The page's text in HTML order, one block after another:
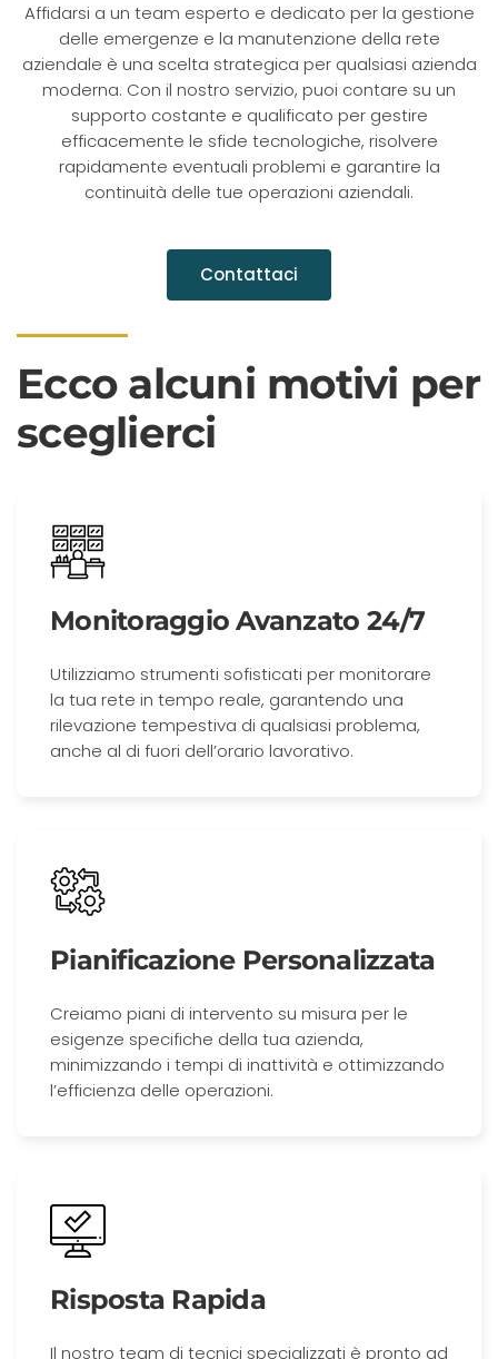
Affidarsi a un team esperto e dedicato per la gestione
delle emergenze e la manutenzione della rete
aziendale è una scelta strategica per qualsiasi azienda
moderna. Con il nostro servizio, puoi contare su un
supporto costante e qualificato per gestire
efficacemente le sfide tecnologiche, risolvere
rapidamente eventuali problemi e garantire la
continuità delle tue operazioni aziendali.
Contattaci
Ecco alcuni motivi per
sceglierci
Monitoraggio Avanzato 24/7
Utilizziamo strumenti sofisticati per monitorare
la tua rete in tempo reale, garantendo una
rilevazione tempestiva di qualsiasi problema,
anche al di fuori dell’orario lavorativo.
Pianificazione Personalizzata
Creiamo piani di intervento su misura per le
esigenze specifiche della tua azienda,
minimizzando i tempi di inattività e ottimizzando
l’efficienza delle operazioni.
Risposta Rapida
Il nostro team di tecnici specializzati è pronto ad